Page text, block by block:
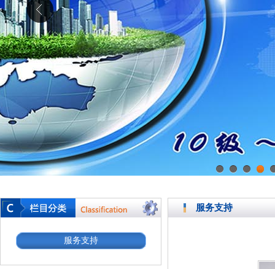
1 2 3 4
服务支持
服务支持